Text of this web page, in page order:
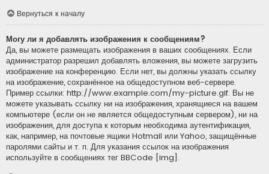
Вернуться к началу
Могу ли я добавлять изображения к сообщениям?
Да, вы можете размещать изображения в ваших сообщениях. Если
администратор разрешил добавлять вложения, вы можете загрузить
изображение на конференцию. Если нет, вы должны указать ссылку
на изображение, сохранённое на общедоступном веб-сервере.
Пример ссылки: http://www.example.com/my-picture.gif. Вы не
можете указывать ссылку ни на изображения, хранящиеся на вашем
компьютере (если он не является общедоступным сервером), ни на
изображения, для доступа к которым необходима аутентификация,
как, например, на почтовые ящики Hotmail или Yahoo, защищённые
паролями сайты и т. п. Для указания ссылок на изображения
используйте в сообщениях тег BBCode [img].